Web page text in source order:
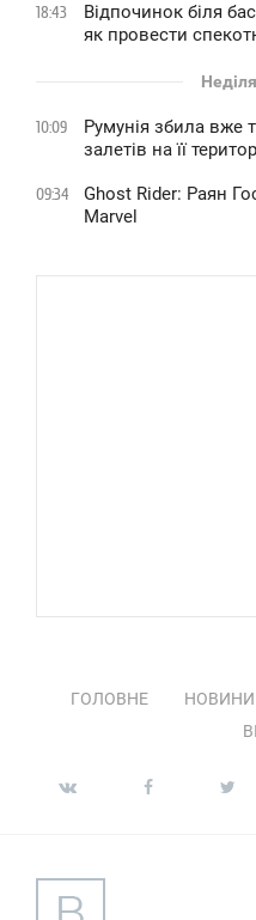
18:43
Відпочинок біля
як провести
10:09
Румунія збила вже
залетів на її
09:34
Ghost Rider: Раян
Marvel
ГОЛОВНЕ НОВИНИ